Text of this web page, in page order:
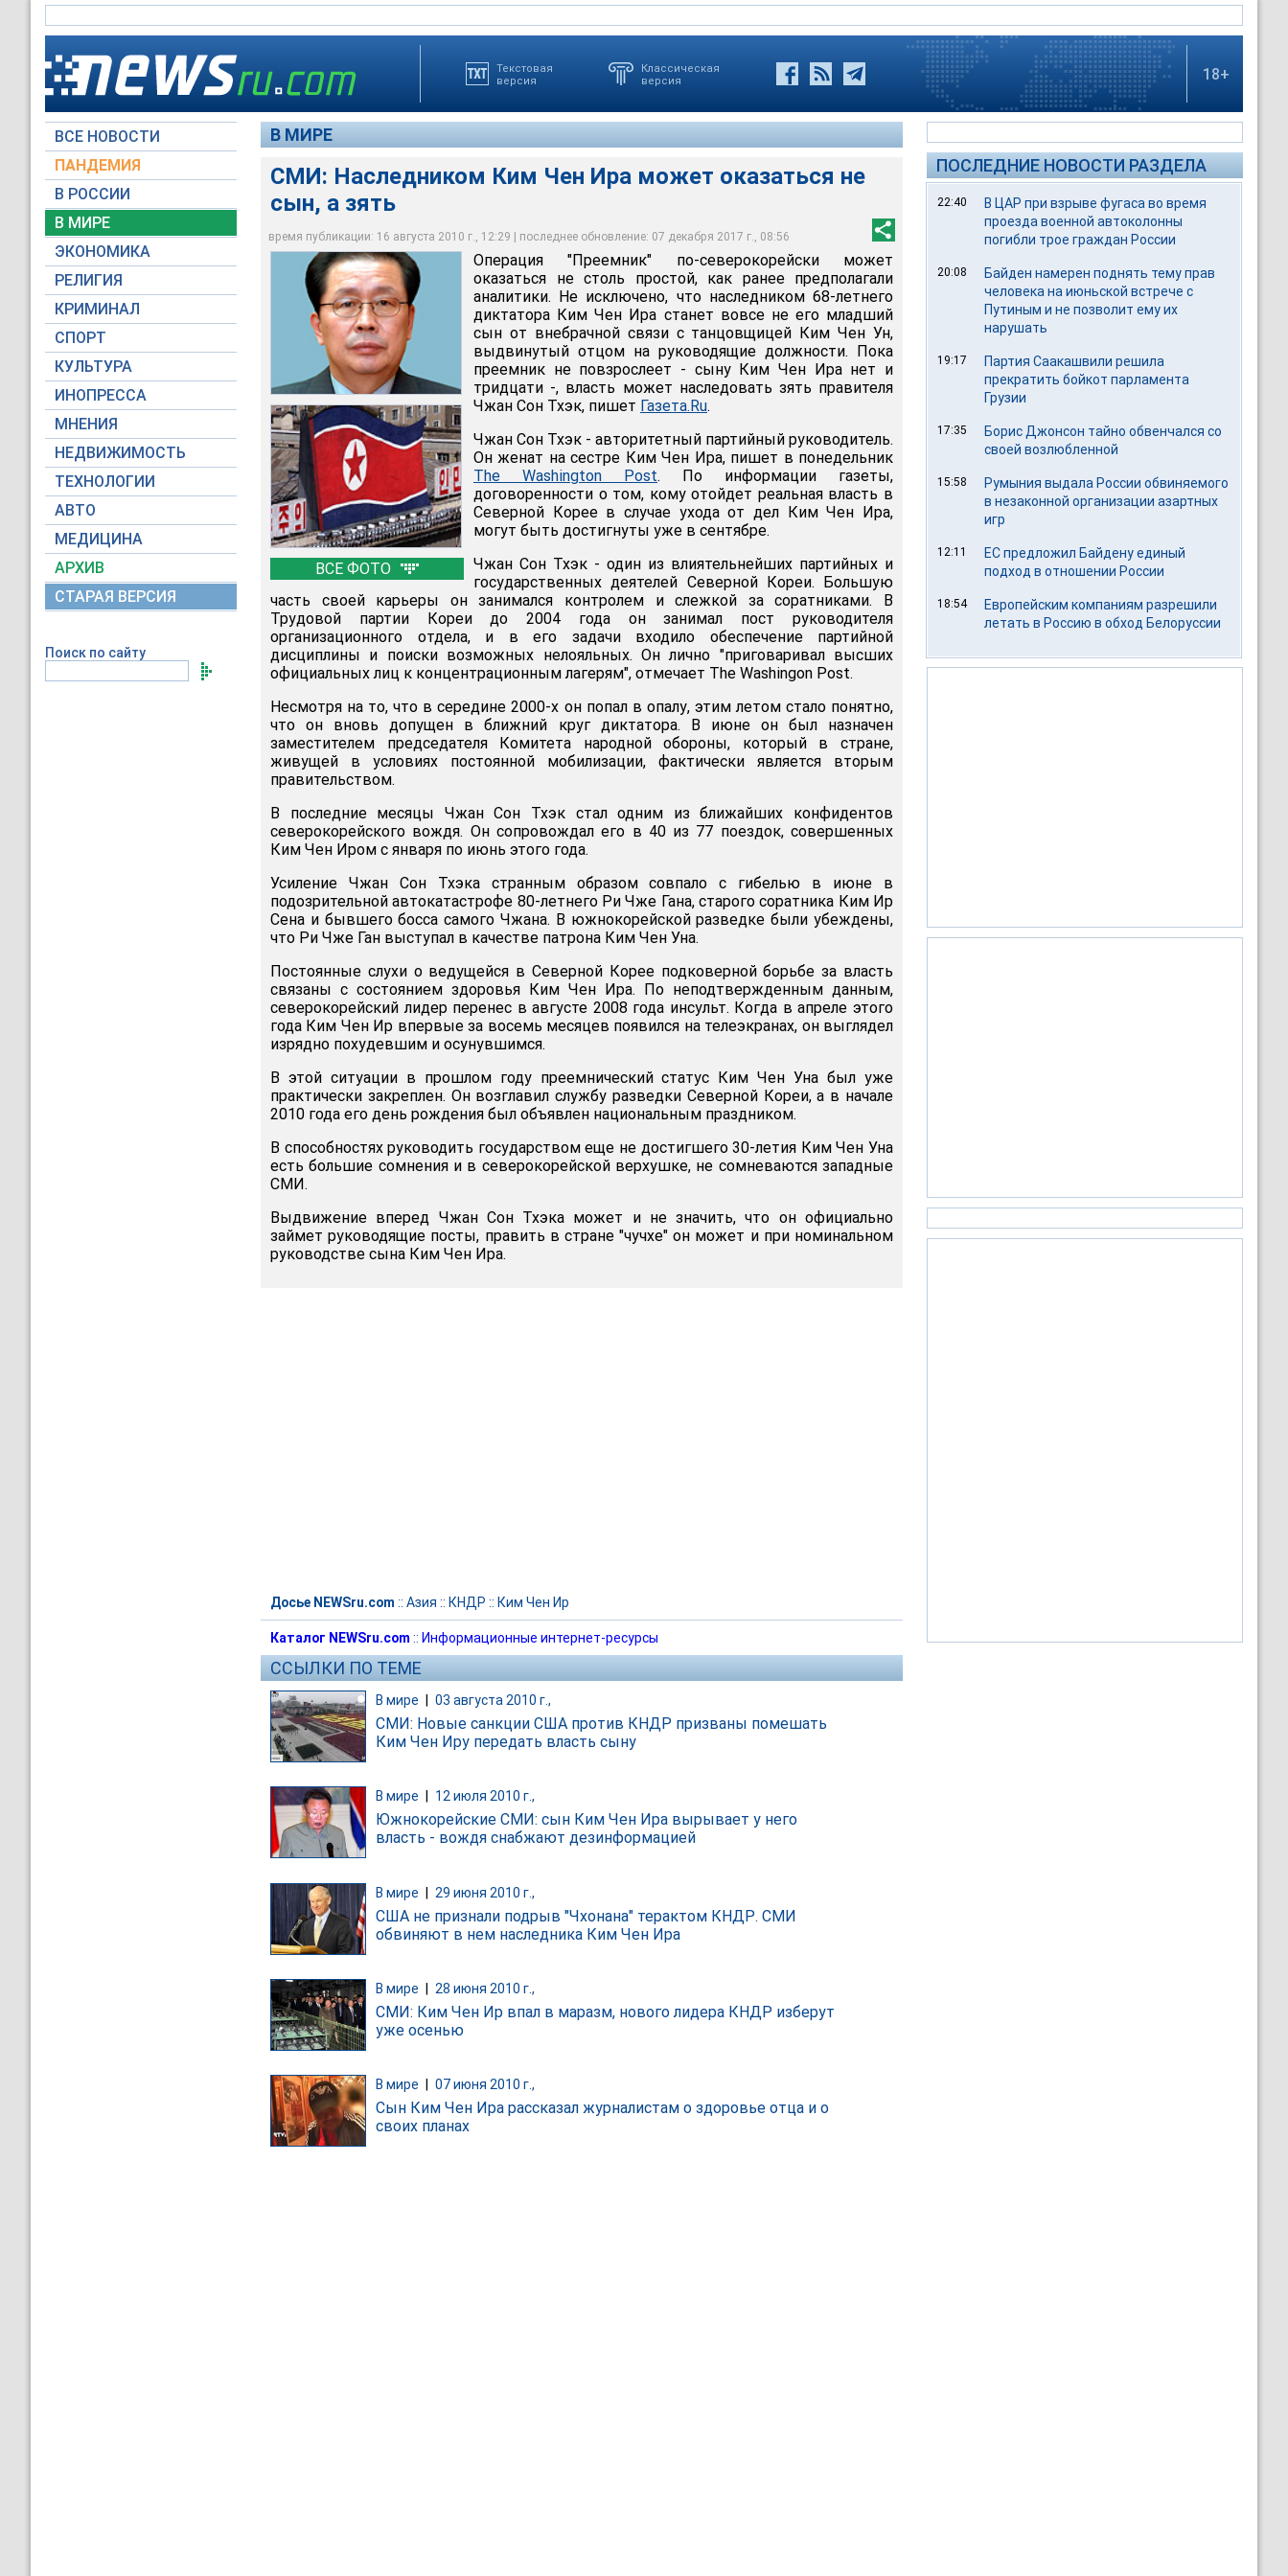
Текстовая
версия
Классическая
версия
18+
ВСЕ НОВОСТИ
ПАНДЕМИЯ
В РОССИИ
В МИРЕ
ЭКОНОМИКА
РЕЛИГИЯ
КРИМИНАЛ
СПОРТ
КУЛЬТУРА
ИНОПРЕССА
МНЕНИЯ
НЕДВИЖИМОСТЬ
ТЕХНОЛОГИИ
АВТО
МЕДИЦИНА
АРХИВ
СТАРАЯ ВЕРСИЯ
Поиск по сайту
В МИРЕ
СМИ: Наследником Ким Чен Ира может оказаться не
сын, а зять
время публикации: 16 августа 2010 г., 12:29 | последнее обновление: 07 декабря 2017 г., 08:56
ВСЕ ФОТО
Чжан Сон Тхэк - авторитетный партийный руководитель. Он женат на сестре Ким Чен
Ира
Reuters
В способностях руководить государством еще не достигшего 30-летия Ким Чен Уна
есть большие сомнения и в северокорейской верхушке, не сомневаются западные
СМИ
Архив NEWSru.com
Выдвижение вперед Чжан Сон Тхэка может и не значить, что он официально займет
руководящие посты, править в стране "чучхе" он может и при номинальном
руководстве сына Ким Чен Ира
Первый канал
Операция "Преемник" по-северокорейски может
оказаться не столь простой, как ранее предполагали
аналитики. Не исключено, что наследником 68-летнего
диктатора Ким Чен Ира станет вовсе не его младший
сын от внебрачной связи с танцовщицей Ким Чен Ун,
выдвинутый отцом на руководящие должности. Пока
преемник не повзрослеет - сыну Ким Чен Ира нет и
тридцати -, власть может наследовать зять правителя
Чжан Сон Тхэк, пишет Газета.Ru.
Чжан Сон Тхэк - авторитетный партийный руководитель.
Он женат на сестре Ким Чен Ира, пишет в понедельник
The Washington Post. По информации газеты,
договоренности о том, кому отойдет реальная власть в
Северной Корее в случае ухода от дел Ким Чен Ира,
могут быть достигнуты уже в сентябре.
Чжан Сон Тхэк - один из влиятельнейших партийных и
государственных деятелей Северной Кореи. Большую
часть своей карьеры он занимался контролем и слежкой за соратниками. В
Трудовой партии Кореи до 2004 года он занимал пост руководителя
организационного отдела, и в его задачи входило обеспечение партийной
дисциплины и поиски возможных нелояльных. Он лично "приговаривал высших
официальных лиц к концентрационным лагерям", отмечает The Washingon Post.
Несмотря на то, что в середине 2000-х он попал в опалу, этим летом стало понятно,
что он вновь допущен в ближний круг диктатора. В июне он был назначен
заместителем председателя Комитета народной обороны, который в стране,
живущей в условиях постоянной мобилизации, фактически является вторым
правительством.
В последние месяцы Чжан Сон Тхэк стал одним из ближайших конфидентов
северокорейского вождя. Он сопровождал его в 40 из 77 поездок, совершенных
Ким Чен Иром с января по июнь этого года.
Усиление Чжан Сон Тхэка странным образом совпало с гибелью в июне в
подозрительной автокатастрофе 80-летнего Ри Чже Гана, старого соратника Ким Ир
Сена и бывшего босса самого Чжана. В южнокорейской разведке были убеждены,
что Ри Чже Ган выступал в качестве патрона Ким Чен Уна.
Постоянные слухи о ведущейся в Северной Корее подковерной борьбе за власть
связаны с состоянием здоровья Ким Чен Ира. По неподтвержденным данным,
северокорейский лидер перенес в августе 2008 года инсульт. Когда в апреле этого
года Ким Чен Ир впервые за восемь месяцев появился на телеэкранах, он выглядел
изрядно похудевшим и осунувшимся.
В этой ситуации в прошлом году преемнический статус Ким Чен Уна был уже
практически закреплен. Он возглавил службу разведки Северной Кореи, а в начале
2010 года его день рождения был объявлен национальным праздником.
В способностях руководить государством еще не достигшего 30-летия Ким Чен Уна
есть большие сомнения и в северокорейской верхушке, не сомневаются западные
СМИ.
Выдвижение вперед Чжан Сон Тхэка может и не значить, что он официально
займет руководящие посты, править в стране "чучхе" он может и при номинальном
руководстве сына Ким Чен Ира.
Досье NEWSru.com :: Азия :: КНДР :: Ким Чен Ир
Каталог NEWSru.com :: Информационные интернет-ресурсы
ССЫЛКИ ПО ТЕМЕ
В мире 03 августа 2010 г.,
СМИ: Новые санкции США против КНДР призваны помешать
Ким Чен Иру передать власть сыну
В мире 12 июля 2010 г.,
Южнокорейские СМИ: сын Ким Чен Ира вырывает у него
власть - вождя снабжают дезинформацией
В мире | 29 июня 2010 г.,
США не признали подрыв "Чхонана" терактом КНДР. СМИ
обвиняют в нем наследника Ким Чен Ира
В мире 28 июня 2010 г.,
СМИ: Ким Чен Ир впал в маразм, нового лидера КНДР изберут
уже осенью
В мире 07 июня 2010 г.,
Сын Ким Чен Ира рассказал журналистам о здоровье отца и о
своих планах
ПОСЛЕДНИЕ НОВОСТИ РАЗДЕЛА
22:40
В ЦАР при взрыве фугаса во время
проезда военной автоколонны
погибли трое граждан России
20:08
Байден намерен поднять тему прав
человека на июньской встрече с
Путиным и не позволит ему их
нарушать
19:17
Партия Саакашвили решила
прекратить бойкот парламента
Грузии
17:35
Борис Джонсон тайно обвенчался со
своей возлюбленной
15:58
Румыния выдала России обвиняемого
в незаконной организации азартных
игр
12:11
ЕС предложил Байдену единый
подход в отношении России
18:54
Европейским компаниям разрешили
летать в Россию в обход Белоруссии